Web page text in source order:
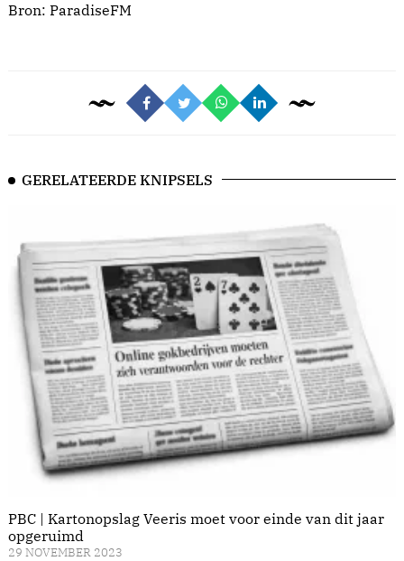
Bron: ParadiseFM
GERELATEERDE KNIPSELS
PBC | Kartonopslag Veeris moet voor einde van dit jaar
opgeruimd
29 NOVEMBER 2023